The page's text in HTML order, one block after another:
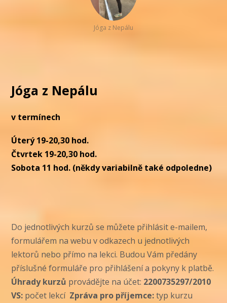
Jóga z Nepálu
Jóga z Nepálu
v termínech
Úterý 19-20,30 hod.
Čtvrtek 19-20,30 hod.
Sobota 11 hod. (někdy variabilně také odpoledne)
Do jednotlivých kurzů se můžete přihlásit e-mailem,
formulářem na webu v odkazech u jednotlivých
lektorů nebo přímo na lekci. Budou Vám předány
příslušné formuláře pro přihlášení a pokyny k platbě.
Úhrady kurzů provádějte na účet: 2200735297/2010
VS: počet lekcí Zpráva pro příjemce:typ kurzu